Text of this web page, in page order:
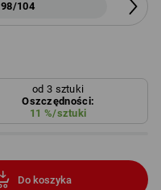
98/104
od 3 sztuki
Oszczędności:
11 %/sztuki
Do koszyka